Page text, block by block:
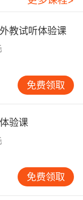
一个大错误。她
然把魔法棒也一
它坏掉了，没有
法咒语？她在
威尔伯能帮助
教试听体验课
免费领取
验课
免费领取